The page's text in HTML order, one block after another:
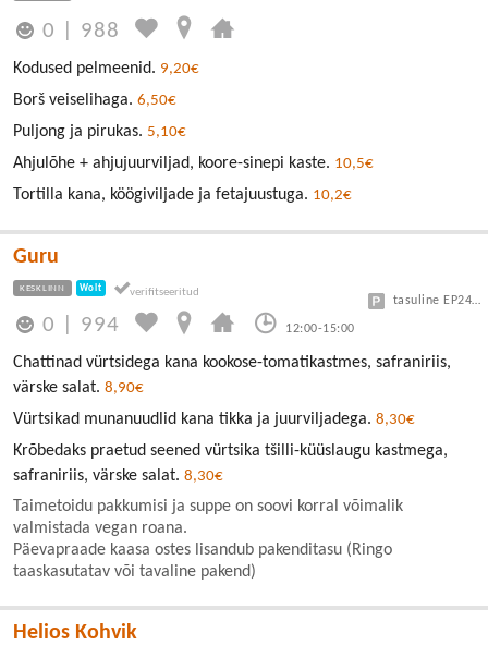
0 988
Kodused pelmeenid. 9,20€
Borš veiselihaga. 6,50€
Puljong ja pirukas. 5,10€
Ahjulõhe + ahjujuurviljad, koore-sinepi kaste. 10,5€
Tortilla kana, köögiviljade ja fetajuustuga. 10,2€
Guru
KESKLINN Wolt
0 994 12:00-15:00
tasuline EP24 või Vanalinn
Chattinad vürtsidega kana kookose-tomatikastmes, safraniriis,
värske salat. 8,90€
Vürtsikad munanuudlid kana tikka ja juurviljadega. 8,30€
Krõbedaks praetud seened vürtsika tšilli-küüslaugu kastmega,
safraniriis, värske salat. 8,30€
Taimetoidu pakkumisi ja suppe on soovi korral võimalik
valmistada vegan roana.
Päevapraade kaasa ostes lisandub pakenditasu (Ringo
taaskasutatav või tavaline pakend)
Helios Kohvik